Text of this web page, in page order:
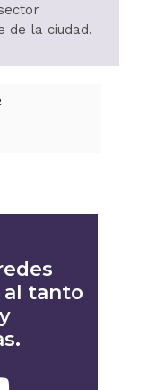
de la ciudad.
al tanto